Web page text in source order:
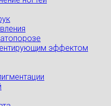
эффектом